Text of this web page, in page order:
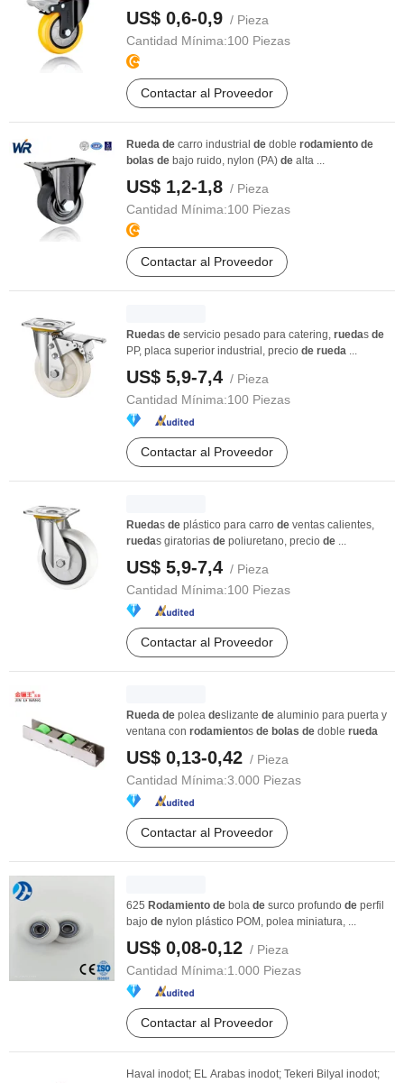
US$ 0,6-0,9 / Pieza
Cantidad Mínima:100 Piezas
Contactar al Proveedor
Rueda de carro industrial de doble rodamiento de
bolas de bajo ruido, nylon (PA) de alta ...
US$ 1,2-1,8 / Pieza
Cantidad Mínima:100 Piezas
Contactar al Proveedor
Ruedas de servicio pesado para catering, ruedas de
PP, placa superior industrial, precio de rueda ...
US$ 5,9-7,4 / Pieza
Cantidad Mínima:100 Piezas
Contactar al Proveedor
Ruedas de plástico para carro de ventas calientes,
ruedas giratorias de poliuretano, precio de ...
US$ 5,9-7,4 / Pieza
Cantidad Mínima:100 Piezas
Contactar al Proveedor
Rueda de polea deslizante de aluminio para puerta y
ventana con rodamientos de bolas de doble rueda
US$ 0,13-0,42 / Pieza
Cantidad Mínima:3.000 Piezas
Contactar al Proveedor
625 Rodamiento de bola de surco profundo de perfil
bajo de nylon plástico POM, polea miniatura, ...
US$ 0,08-0,12 / Pieza
Cantidad Mínima:1.000 Piezas
Contactar al Proveedor
Haval inodot; EL Arabas inodot; Tekeri Bilyal inodot;